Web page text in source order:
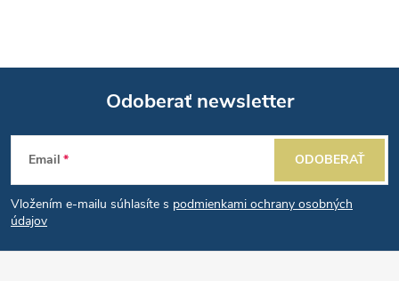
Z
á
p
Odoberať newsletter
Email
Vložením e-mailu súhlasíte s podmienkami ochrany osobných
údajov
ODOBERAŤ